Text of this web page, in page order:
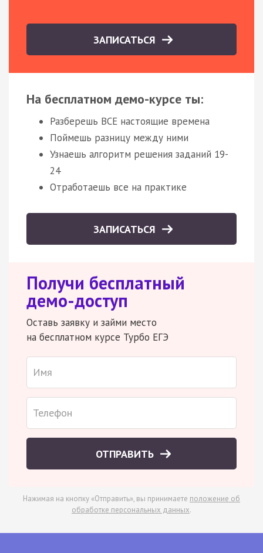
ЗАПИСАТЬСЯ
На бесплатном демо-курсе ты:
Разберешь ВСЕ настоящие времена
Поймешь разницу между ними
Узнаешь алгоритм решения заданий 19-
24
Отработаешь все на практике
ЗАПИСАТЬСЯ
Получи бесплатный
демо-доступ
Оставь заявку и займи место
на бесплатном курсе Турбо ЕГЭ
ОТПРАВИТЬ
Нажимая на кнопку «Отправить», вы принимаете положение об
обработке персональных данных.